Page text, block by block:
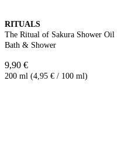
RITUALS
The Ritual of Sakura Shower Oil
Bath & Shower
9,90 €
200 ml (4,95 € / 100 ml)